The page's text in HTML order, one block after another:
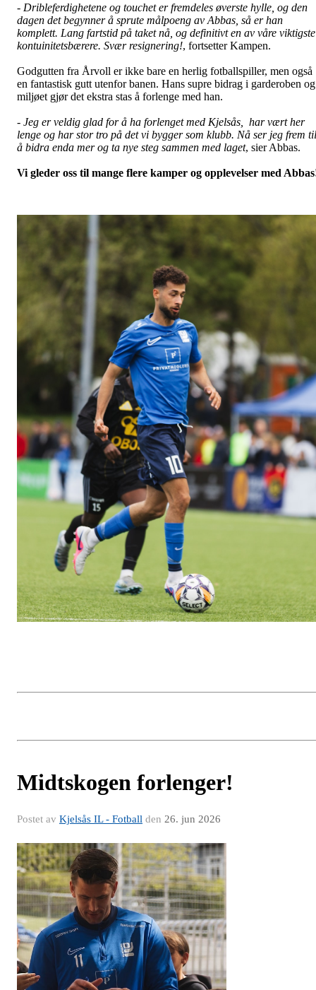
- Dribleferdighetene og touchet er fremdeles øverste hylle, og den
dagen det begynner å sprute målpoeng av Abbas, så er han
komplett. Lang fartstid på taket nå, og definitivt en av våre viktigste
kontuinitetsbærere. Svær resignering!, fortsetter Kampen.
Godgutten fra Årvoll er ikke bare en herlig fotballspiller, men også
en fantastisk gutt utenfor banen. Hans supre bidrag i garderoben og
miljøet gjør det ekstra stas å forlenge med han.
- Jeg er veldig glad for å ha forlenget med Kjelsås, har vært her
lenge og har stor tro på det vi bygger som klubb. Nå ser jeg frem til
å bidra enda mer og ta nye steg sammen med laget, sier Abbas.
Vi gleder oss til mange flere kamper og opplevelser med
Midtskogen forlenger!
Postet av Kjelsås IL - Fotball den 26. jun 2026